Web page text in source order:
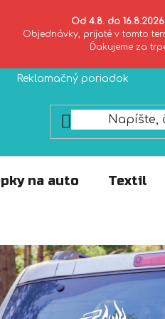
Od 4.8. do
Objednávky, prijaté v tomto
Ďakujeme za
Reklamačný poriadok
na auto Textil